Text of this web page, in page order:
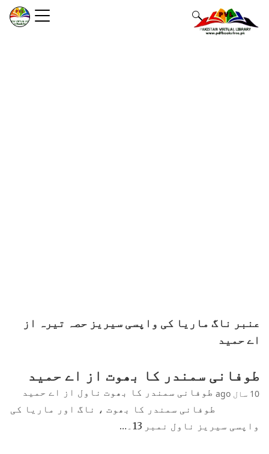
عنبر ناگ ماریا کی واپسی سیریز حصہ تیرہ از
اے حمید
طوفانی سمندر کا بھوت از اے حمید
10 سال ago
طوفانی سمندر کا بھوت ناول از اے حمید
طوفانی سمندر کا بھوت ، ناگ اور ماریا کی
واپسی سیریز ناول نمبر 13۔…